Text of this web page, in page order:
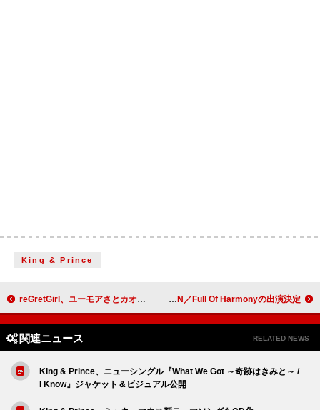
King & Prince
reGretGirl、ユーモアさとカオスさが溢れる「知らんけど」MV公開 木梨憲武、自身3度目となるオーケストラライブ【木梨クラシック】にAK-69／Bro.KORN／Full Of Harmonyの出演決定
関連ニュース RELATED NEWS
King & Prince、ニューシングル『What We Got ～奇跡はきみと～ /
I Know』ジャケット＆ビジュアル公開